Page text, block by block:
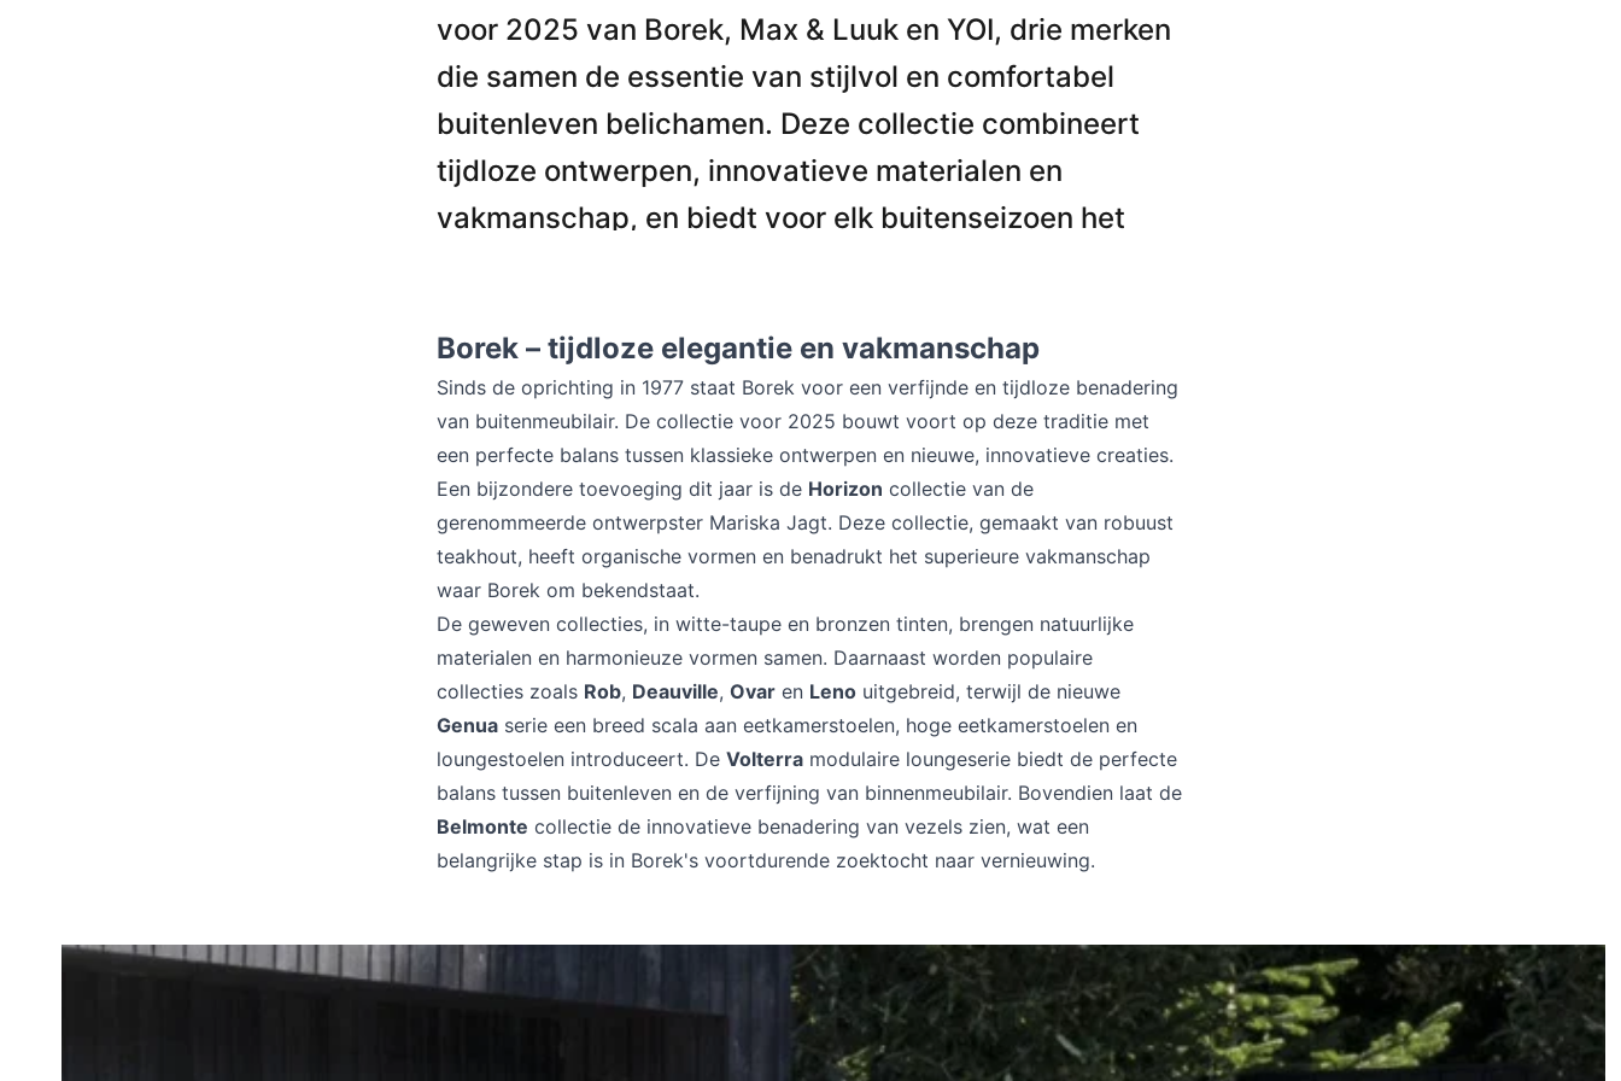
Deals
voor 2025 van Borek, Max & Luuk en YOI, drie merken
die samen de essentie van stijlvol en comfortabel
buitenleven belichamen. Deze collectie combineert
tijdloze ontwerpen, innovatieve materialen en
vakmanschap, en biedt voor elk buitenseizoen het
Borek – tijdloze elegantie en vakmanschap
Sinds de oprichting in 1977 staat Borek voor een verfijnde en tijdloze benadering
van buitenmeubilair. De collectie voor 2025 bouwt voort op deze traditie met
een perfecte balans tussen klassieke ontwerpen en nieuwe, innovatieve creaties.
Een bijzondere toevoeging dit jaar is de Horizon collectie van de
gerenommeerde ontwerpster Mariska Jagt. Deze collectie, gemaakt van robuust
teakhout, heeft organische vormen en benadrukt het superieure vakmanschap
waar Borek om bekendstaat.
De geweven collecties, in witte-taupe en bronzen tinten, brengen natuurlijke
materialen en harmonieuze vormen samen. Daarnaast worden populaire
collecties zoals Rob, Deauville, Ovaren Lenouitgebreid, terwijl de nieuwe
Genuaserie een breed scala aan eetkamerstoelen, hoge eetkamerstoelen en
loungestoelen introduceert. De Volterramodulaire loungeserie biedt de perfecte
balans tussen buitenleven en de verfijning van binnenmeubilair. Bovendien laat de
Belmonte collectie de innovatieve benadering van vezels zien, wat een
belangrijke stap is in Borek's voortdurende zoektocht naar vernieuwing.